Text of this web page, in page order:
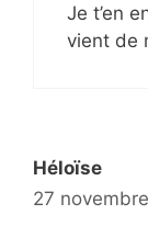
Je t’en
vient de
Héloïse
27